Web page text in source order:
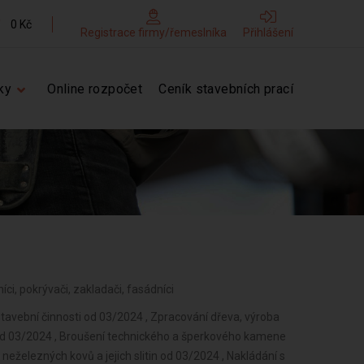
0 Kč
Registrace firmy/řemeslníka Přihlášení
Online rozpočet Ceník stavebních prací
pokrývači, zakladači, fasádníci
činnosti od 03/2024 , Zpracování dřeva, výroba
03/2024 , Broušení technického a šperkového kamene
kovů a jejich slitin od 03/2024 , Nakládání s